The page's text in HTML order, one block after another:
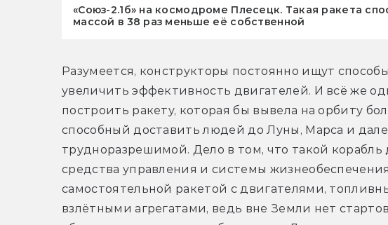
«Союз-2.1б» на космодроме Плесецк. Такая ракета
массой в 38 раз меньше её собственной
Разумеется, конструкторы постоянно ищут
увеличить эффективность двигателей. И всё же
построить ракету, которая бы вывела на орбиту
способный доставить людей до Луны, Марса и
трудноразрешимой. Дело в том, что такой
средства управления и системы
самостоятельной ракетой с двигателями,
взлётными агрегатами, ведь вне Земли нет